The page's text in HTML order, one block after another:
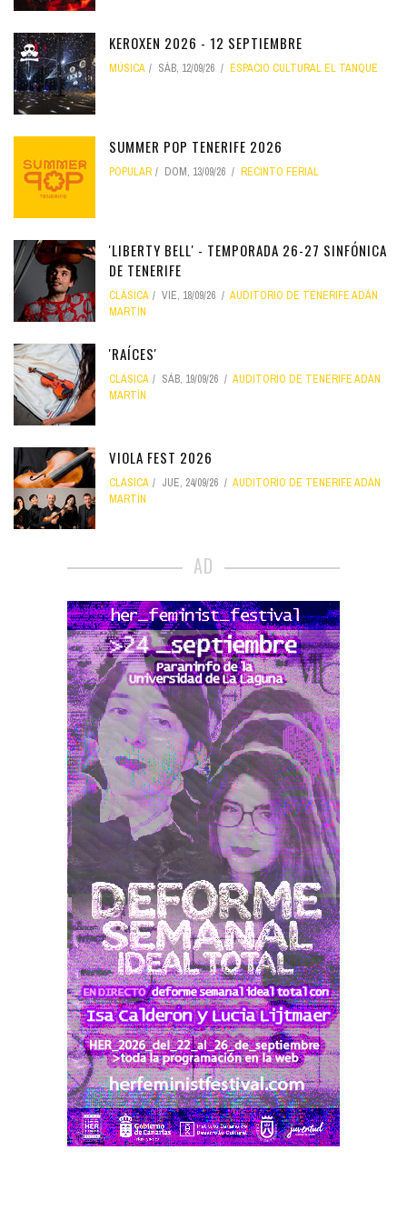
KEROXEN 2026 - 12 SEPTIEMBRE
MÚSICA SÁB, 12/09/26 ESPACIO CULTURAL EL TANQUE
SUMMER POP TENERIFE 2026
POPULAR DOM, 13/09/26 RECINTO FERIAL
'LIBERTY BELL' - TEMPORADA 26-27 SINFÓNICA
DE TENERIFE
CLÁSICA VIE, 18/09/26
AUDITORIO DE TENERIFE ADÁN
MARTÍN
'RAÍCES'
CLÁSICA SÁB, 19/09/26
AUDITORIO DE TENERIFE ADÁN
MARTÍN
VIOLA FEST 2026
CLÁSICA JUE, 24/09/26
AUDITORIO DE TENERIFE ADÁN
MARTÍN
AD